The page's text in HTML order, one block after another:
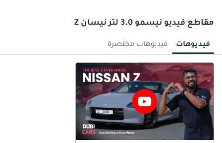
مقاطع فيديو نيسمو 3.0 لتر نيسان Z
فيديوهات فيديوهات مختصرة